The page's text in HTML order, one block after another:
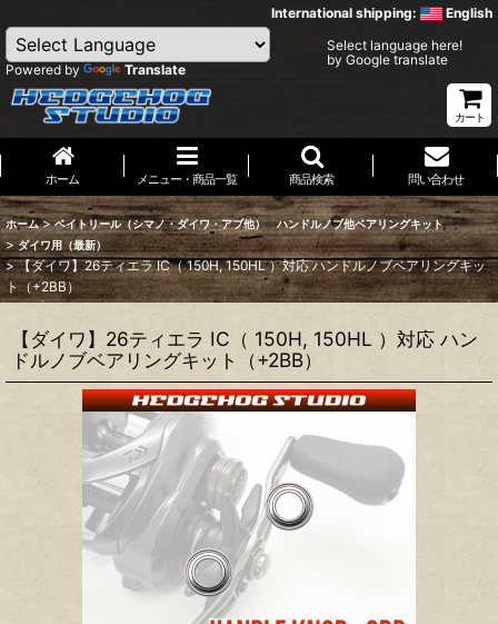
International shipping: English
Powered by Translate
Select language here!
by Google translate
カート
ホーム メニュー・商品一覧 商品検索 問い合わせ
ホーム > ベイトリール（シマノ・ダイワ・アブ他） ハンドルノブ他ベアリングキット
> ダイワ用（最新）
> 【ダイワ】26ティエラ IC（ 150H, 150HL ）対応 ハンドルノブベアリングキッ
ト（+2BB）
【ダイワ】26ティエラ IC（ 150H, 150HL ）対応 ハン
ドルノブベアリングキット（+2BB）